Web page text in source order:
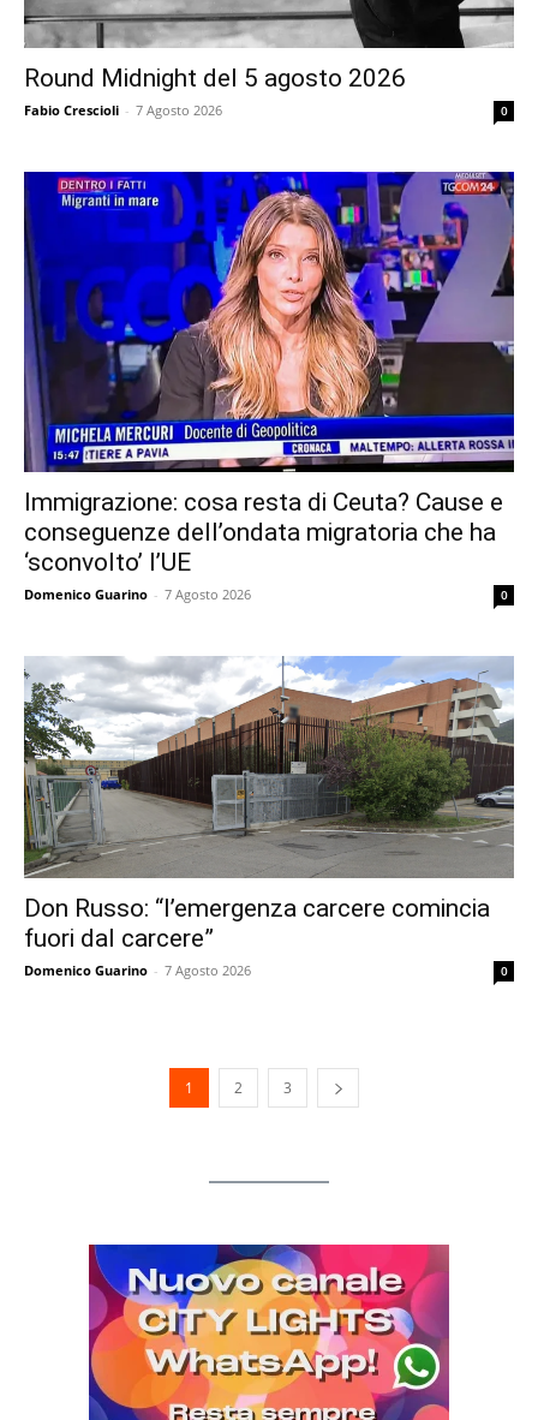
Round Midnight del 5 agosto 2026
Fabio Crescioli - 7 Agosto 2026 0
Immigrazione: cosa resta di Ceuta? Cause e
conseguenze dell’ondata migratoria che ha
‘sconvolto’ l’UE
Domenico Guarino - 7 Agosto 2026 0
Don Russo: “l’emergenza carcere comincia
fuori dal carcere”
Domenico Guarino - 7 Agosto 2026 0
1 2 3